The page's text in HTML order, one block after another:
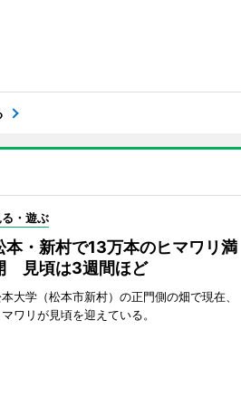
る・遊ぶ
本・新村で13万本のヒマワリ満
見頃は3週間ほど
大学（松本市新村）の正門側の畑で現在、
マワリが見頃を迎えている。